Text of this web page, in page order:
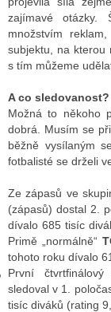
STÁT BLOGEREM
BLOGERA
DISKUTÉRA NA RADIOTV
STARŠÍCH DISKUZÍ
zajímavé otázky.
množstvím
subjektu, na kterou
s tím můžeme
A co sledovanost?
Možná to někoho
dobrá. Musím se
běžně vysílaným
fotbalisté se drželi
Ze zápasů ve
(zápasů) dostal 2.
dívalo 685 tisíc
Primě „normálně“
tohoto roku dívalo
První
sledoval v 1.
tisíc diváků (rating